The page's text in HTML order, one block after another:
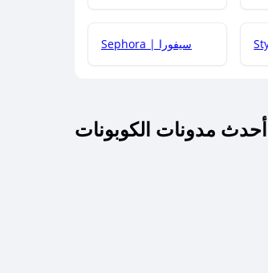
Sephora | سيفورا
أحدث مدونات الكوبونات